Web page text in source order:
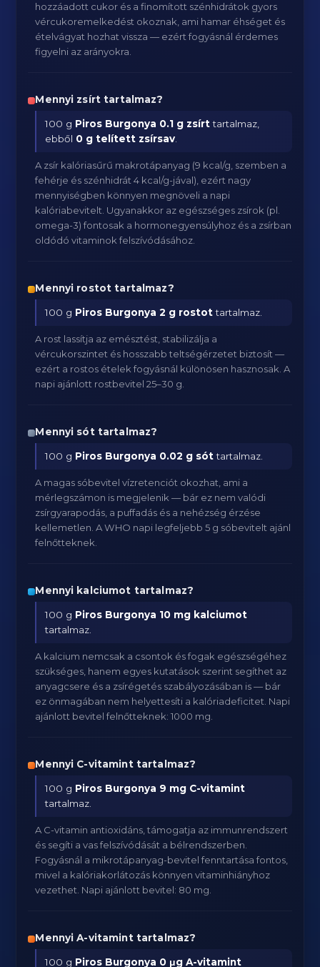
hozzáadott cukor és a finomított szénhidrátok gyors
vércukoremelkedést okoznak, ami hamar éhséget és
ételvágyat hozhat vissza — ezért fogyásnál érdemes
figyelni az arányokra.
Mennyi zsírt tartalmaz?
100 g Piros Burgonya 0.1 g zsírttartalmaz,
ebből 0 g telített zsírsav
A zsír kalóriasűrű makrotápanyag (9 kcal/g, szemben a
fehérje és szénhidrát 4 kcal/g-jával), ezért nagy
mennyiségben könnyen megnöveli a napi
kalóriabevitelt. Ugyanakkor az egészséges zsírok (pl.
omega-3) fontosak a hormonegyensúlyhoz és a zsírban
oldódó vitaminok felszívódásához.
Mennyi rostot tartalmaz?
100 g Piros Burgonya 2 g rostottartalmaz.
A rost lassítja az emésztést, stabilizálja a
vércukorszintet és hosszabb teltségérzetet biztosít —
ezért a rostos ételek fogyásnál különösen hasznosak. A
napi ajánlott rostbevitel 25–30 g.
Mennyi sót tartalmaz?
100 g Piros Burgonya 0.02 g sóttartalmaz.
A magas sóbevitel vízretenciót okozhat, ami a
mérlegszámon is megjelenik — bár ez nem valódi
zsírgyarapodás, a puffadás és a nehézség érzése
kellemetlen. A WHO napi legfeljebb 5 g sóbevitelt ajánl
felnőtteknek.
Mennyi kalciumot tartalmaz?
100 g Piros Burgonya 10 mg kalciumot
tartalmaz.
A kalcium nemcsak a csontok és fogak egészségéhez
szükséges, hanem egyes kutatások szerint segíthet az
anyagcsere és a zsírégetés szabályozásában is — bár
ez önmagában nem helyettesíti a kalóriadeficitet. Napi
ajánlott bevitel felnőtteknek: 1000 mg.
Mennyi C-vitamint tartalmaz?
100 g Piros Burgonya 9 mg C-vitamint
tartalmaz.
A C-vitamin antioxidáns, támogatja az immunrendszert
és segíti a vas felszívódását a bélrendszerben.
Fogyásnál a mikrotápanyag-bevitel fenntartása fontos,
mivel a kalóriakorlátozás könnyen vitaminhiányhoz
vezethet. Napi ajánlott bevitel: 80 mg.
Mennyi A-vitamint tartalmaz?
100 g Piros Burgonya 0 μg A-vitamint